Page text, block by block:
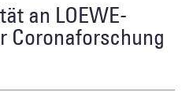
an LOEWE-
Coronaforschung